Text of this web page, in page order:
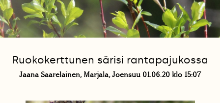
Ruokokerttunen särisi rantapajukossa
Jaana Saarelainen, Marjala, Joensuu 01.06.20 klo 15:07